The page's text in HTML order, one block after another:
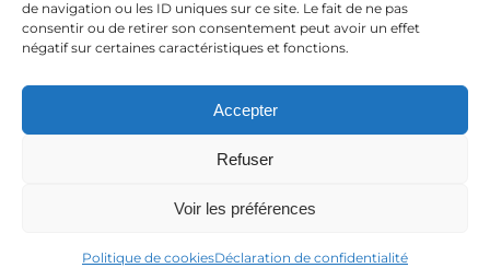
de navigation ou les ID uniques sur ce site. Le fait de ne pas
consentir ou de retirer son consentement peut avoir un effet
négatif sur certaines caractéristiques et fonctions.
Accepter
Refuser
Voir les préférences
Politique de cookiesDéclaration de confidentialité
Contact
06 31 19 51 92
77700 Magny le Hongre